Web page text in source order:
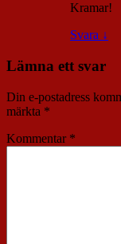
Kramar!
Svara ↓
Lämna ett svar
Din e-postadress
märkta *
Kommentar *